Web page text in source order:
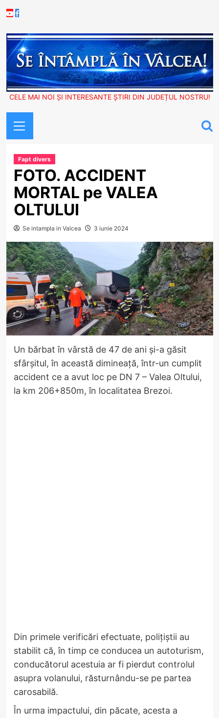
to
Youtube
Facebook
CELE MAI NOI ȘI INTERESANTE ȘTIRI DIN JUDEȚUL NOSTRU!
Menu
Fapt divers
FOTO. ACCIDENT
MORTAL pe VALEA
OLTULUI
Se intampla in Valcea 3 iunie 2024
Un bărbat în vârstă de 47 de ani și-a găsit
sfârșitul, în această dimineață, într-un cumplit
accident ce a avut loc pe DN 7 – Valea Oltului,
la km 206+850m, în localitatea Brezoi.
Din primele verificări efectuate, polițiștii au
stabilit că, în timp ce conducea un autoturism,
conducătorul acestuia ar fi pierdut controlul
asupra volanului, răsturnându-se pe partea
carosabilă.
În urma impactului, din păcate, acesta a